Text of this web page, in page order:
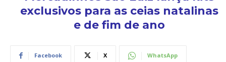
exclusivos para as ceias natalinas
e de fim de ano
Facebook X WhatsApp